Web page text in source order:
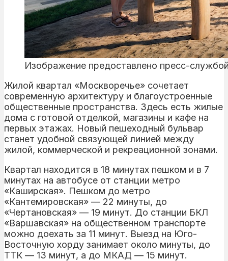
Изображение предоставлено пресс-
Жилой квартал «Москворечье» сочетает
современную архитектуру и благоустроенные
общественные пространства. Здесь есть жилые
дома с готовой отделкой, магазины и кафе на
первых этажах. Новый пешеходный бульвар
станет удобной связующей линией между
жилой, коммерческой и рекреационной зонами.
Квартал находится в 18 минутах пешком и в 7
минутах на автобусе от станции метро
«Каширская». Пешком до метро
«Кантемировская» — 22 минуты, до
«Чертановская» — 19 минут. До станции БКЛ
«Варшавская» на общественном транспорте
можно доехать за 11 минут. Выезд на Юго-
Восточную хорду занимает около минуты, до
ТТК — 13 минут, а до МКАД — 15 минут.